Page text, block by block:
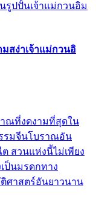
รูปปั้นเจ้าแม่กวนอิม
มสง่าเจ้าแม่กวนอิ
ณที่งดงามที่สุดใน
รรมจีนโบราณอัน
สวนแห่งนี้ไม่เพียง
ป็นมรดกทาง
ศาสตร์อันยาวนาน